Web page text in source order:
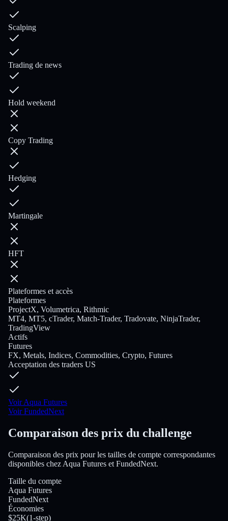
Scalping
Trading de news
Hold weekend
Copy Trading
Hedging
Martingale
HFT
Plateformes et accès
Plateformes
ProjectX, Volumetrica, Rithmic
MT4, MT5, cTrader, Match-Trader, Tradovate, NinjaTrader,
TradingView
Actifs
Futures
FX, Metals, Indices, Commodities, Crypto, Futures
Acceptation des traders US
Voir Aqua Futures
Voir FundedNext
Comparaison des prix du challenge
Comparaison des prix pour les tailles de compte correspondantes
disponibles chez Aqua Futures et FundedNext.
Taille du compte
Aqua Futures
FundedNext
Économies
$25K(1-step)